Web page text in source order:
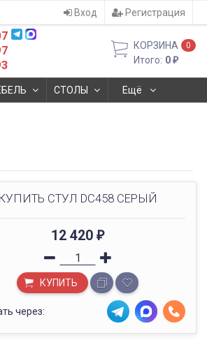
Вход Регистрация
КОРЗИНА 0
Итого: 0₽
СТОЛЫ Ещё
КУПИТЬ СТУЛ DC458 СЕРЫЙ
12 420₽
КУПИТЬ
через: